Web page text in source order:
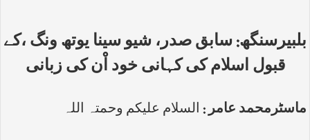
بلبیرسنگھ: سابق صدر، شیو سینا یوتھ ونگ ،کے
قبول اسلام کی کہانی خود اْن کی زبانی
ماسٹرمحمد عامر : السلام علیکم وحمتہ اللہ